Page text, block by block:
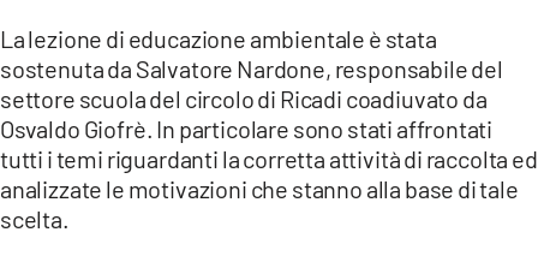
La lezione di educazione ambientale è stata
sostenuta da Salvatore Nardone, responsabile del
settore scuola del circolo di Ricadi coadiuvato da
Osvaldo Giofrè. In particolare sono stati affrontati
tutti i temi riguardanti la corretta attività di raccolta ed
analizzate le motivazioni che stanno alla base di tale
scelta.